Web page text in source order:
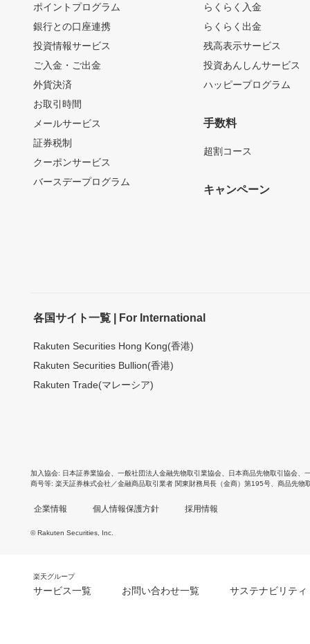
ポイントプログラム
銀行との口座連携
投資情報サービス
ご入金・ご出金
外貨決済
お取引時間
メールサービス
証券税制
クーポンサービス
バースデープログラム
らくらく入金
らくらく出金
残高表示サービス
投資あんしんサービス
ハッピープログラム
手数料
超割コース
キャンペーン
各国サイト一覧 | For International
Rakuten Securities Hong Kong(香港)
Rakuten Securities Bullion(香港)
Rakuten Trade(マレーシア)
加入協会 日本証券業協会 一般社団法人金融先物取引業協会 日本商品先物取引協会
商号等 楽天証券株式会社／金融商品取引業者 関東財務局長（金商）第195号、商品先物
企業情報 個人情報保護方針 採用情報
© Rakuten Securities, Inc.
楽天グループ
サービス一覧 お問い合わせ一覧 サステナビリティ